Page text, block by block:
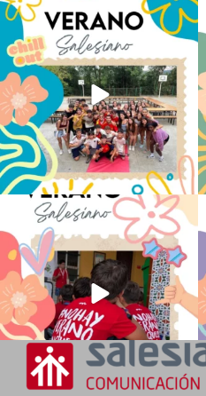
Los alumnos de 6º de Primaria, 1º y 2º
de la ESO...
145 2
No hay verano sin que sea Salesiano ❤️
💫 en Luz 4
...
0